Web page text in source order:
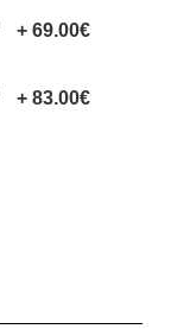
+ 69.00€
+ 83.00€